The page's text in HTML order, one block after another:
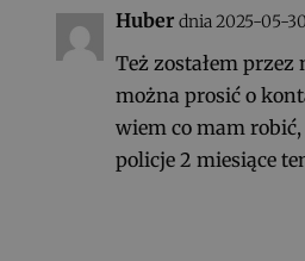
Huber dnia 2025-05-
Też zostałem
można prosić o
wiem co mam robić,
policje 2 miesiące